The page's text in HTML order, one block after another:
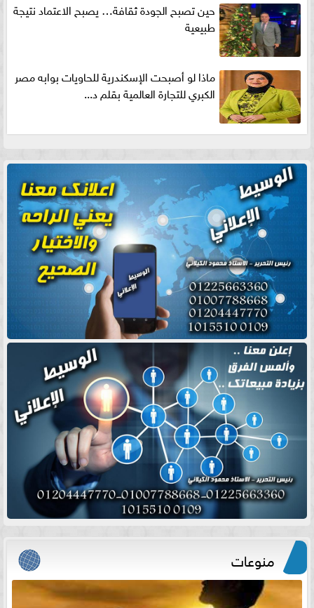
حين تصبح الجودة ثقافة… يصبح الاعتماد نتيجة
طبيعية
ماذا لو أصبحت الإسكندرية للحاويات بوابه مصر
الكبري للتجارة العالمية بقلم د...
منوعات